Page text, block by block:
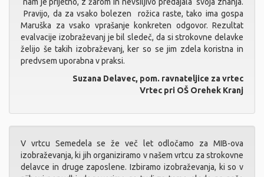
Pravijo, da za vsako bolezen rožica raste, tako ima gospa
Maruška za vsako vprašanje konkreten odgovor. Rezultat
evalvacije izobraževanj je bil sledeč, da si strokovne delavke
želijo še takih izobraževanj, ker so se jim zdela koristna in
predvsem uporabna v praksi.
Suzana Delavec, pom. ravnateljice za vrtec
Vrtec pri OŠ Orehek Kranj
V vrtcu Semedela se že več let odločamo za MIB-ova
izobraževanja, ki jih organiziramo v našem vrtcu za strokovne
delavce in druge zaposlene. Izbiramo izobraževanja, ki so v